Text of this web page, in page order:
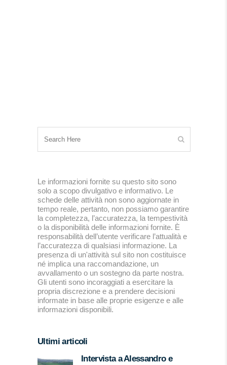
Le informazioni fornite su questo sito sono
solo a scopo divulgativo e informativo. Le
schede delle attività non sono aggiornate in
tempo reale, pertanto, non possiamo garantire
la completezza, l’accuratezza, la tempestività
o la disponibilità delle informazioni fornite. È
responsabilità dell’utente verificare l’attualità e
l’accuratezza di qualsiasi informazione. La
presenza di un'attività sul sito non costituisce
né implica una raccomandazione, un
avvallamento o un sostegno da parte nostra.
Gli utenti sono incoraggiati a esercitare la
propria discrezione e a prendere decisioni
informate in base alle proprie esigenze e alle
informazioni disponibili.
Ultimi articoli
Intervista a Alessandro e